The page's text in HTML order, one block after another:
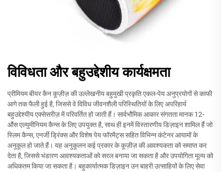
विविधता और बहुउद्देशीय कार्यक्षमता
प्रीमियम बीयर कैन कूज़ीज़ की उल्लेखनीय बहुमुखी प्रकृति एकल-पेय अनुप्रयोगों से काफी
आगे तक फैली हुई है, जिससे वे विविध जीवनशैली परिस्थितियों के लिए अपरिहार्य
बहुउद्देश्यीय एक्सेसरीज़ में परिवर्तित हो जाती हैं। सार्वभौमिक आकार संगतता मानक 12-
औंस एल्युमीनियम कैन्स के लिए उपयुक्त है, साथ ही इनमें विस्तारणीय डिज़ाइन शामिल हैं जो
स्लिम कैन्स, एनर्जी ड्रिंक्स और विशेष पेय फॉरमैट्स सहित विभिन्न कंटेनर आयामों के
अनुकूल हो जाते हैं। यह अनुकूलन कई प्रकार के कूज़ीज़ की आवश्यकता को समाप्त कर
देता है, जिससे भंडारण आवश्यकताओं को सरल बनाया जा सकता है और उपयोगिता मूल्य को
अधिकतम किया जा सकता है। बहुकार्यात्मक डिज़ाइन उन बाहरी उत्साहियों के लिए सेवा